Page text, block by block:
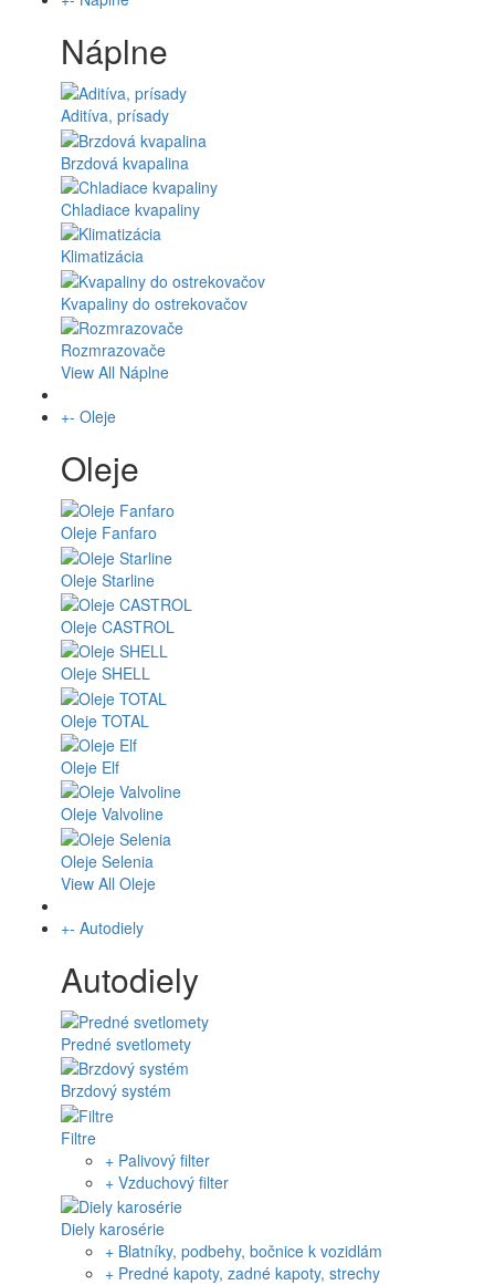
Náplne
Aditíva, prísady
Brzdová kvapalina
Chladiace kvapaliny
Klimatizácia
Kvapaliny do ostrekovačov
Rozmrazovače
View All Náplne
+- Oleje
Oleje
Oleje Fanfaro
Oleje Starline
Oleje CASTROL
Oleje SHELL
Oleje TOTAL
Oleje Elf
Oleje Valvoline
Oleje Selenia
View All Oleje
+- Autodiely
Autodiely
Predné svetlomety
Brzdový systém
Filtre
+ Palivový filter
+ Vzduchový filter
Diely karosérie
+ Blatníky, podbehy, bočnice k vozidlám
+ Predné kapoty, zadné kapoty, strechy